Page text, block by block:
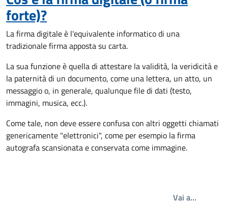
forte)?
La firma digitale è l'equivalente informatico di una
tradizionale firma apposta su carta.
La sua funzione è quella di attestare la validità, la veridicità e
la paternità di un documento, come una lettera, un atto, un
messaggio o, in generale, qualunque file di dati (testo,
immagini, musica, ecc.).
Come tale, non deve essere confusa con altri oggetti chiamati
genericamente "elettronici", come per esempio la firma
autografa scansionata e conservata come immagine.
Vai a…